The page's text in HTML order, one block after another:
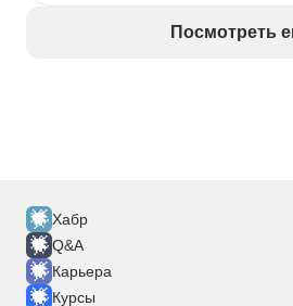
Посмотреть
Хабр
Q&A
Карьера
Курсы